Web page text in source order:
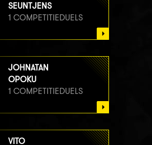
SEUNTJENS
1 COMPETITIEDUELS
JOHNATAN
OPOKU
1 COMPETITIEDUELS
VITO